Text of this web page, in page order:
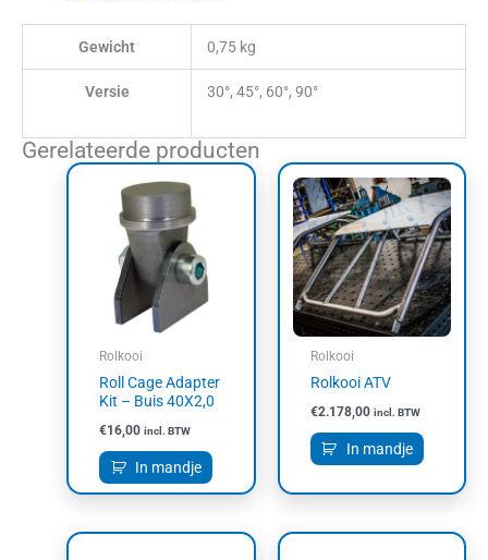
Gewicht 0,75 kg
Versie 30°, 45°, 60°, 90°
Gerelateerde producten
Rolkooi
Roll Cage Adapter
Kit – Buis 40X2,0
€16,00 incl. BTW
In mandje
Rolkooi
Rolkooi ATV
€2.178,00 incl. BTW
In mandje